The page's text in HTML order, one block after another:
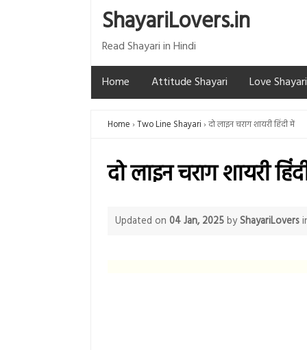
ShayariLovers.in
Read Shayari in Hindi
Home
Attitude Shayari Love Shayari
Home Two Line Shayari दो लाइन चराग शायरी हिंदी में
दो लाइन चराग शायरी
Updated on 04 Jan, 2025byShayariLovers